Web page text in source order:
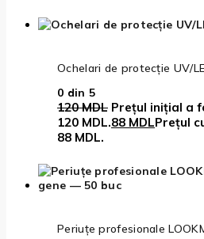
Ochelari de protecție UV/
0 din 5
120MDL Prețul inițial a
120 MDL.88 MDLPrețul
88 MDL.
Periuțe profesionale